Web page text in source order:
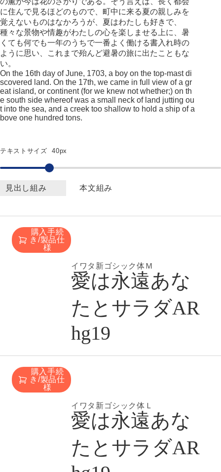
に住んで見るほどのもので、町中に来る夏の親しみを
覚えないものはなかろうが、夏はわたしも好きで、
種々な景物や情趣がわたしの心を楽しませる上に、暑
くても何でも一年のうちで一番よく働ける書入れ時の
ように思い、これまで殆んど避暑の旅に出たこともな
い。
On the 16th day of June, 1703, a boy on the top-mast di
scovered land. On the 17th, we came in full view of a gr
eat island, or continent (for we knew not whether;) on th
e south side whereof was a small neck of land jutting ou
t into the sea, and a creek too shallow to hold a ship of a
bove one hundred tons.
テキストサイズ 40px
見出し組み 本文組み
イワタ新ゴシック体Ｍ
愛は永遠あな
たとサラダAR
hg19
購入手続
き/製品仕
様
イワタ新ゴシック体Ｌ
愛は永遠あな
たとサラダAR
購入手続
き/製品仕
様